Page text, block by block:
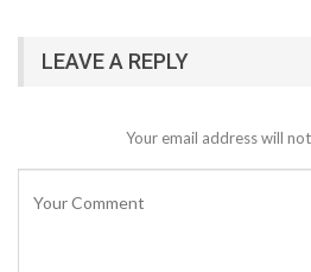
LEAVE A REPLY
Your email address will